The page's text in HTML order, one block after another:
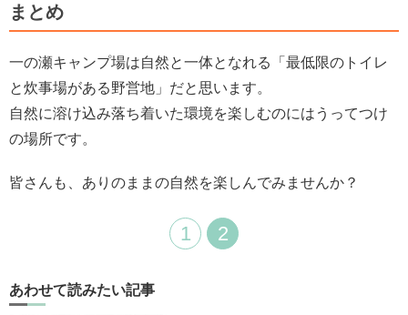
まとめ
一の瀬キャンプ場は自然と一体となれる「最低限のトイレ
と炊事場がある野営地」だと思います。
自然に溶け込み落ち着いた環境を楽しむのにはうってつけ
の場所です。
皆さんも、ありのままの自然を楽しんでみませんか？
1 2
あわせて読みたい記事